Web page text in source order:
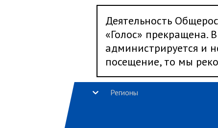
Деятельность
«Голос» прекращена.
администрируется и
посещение, то мы
Регионы